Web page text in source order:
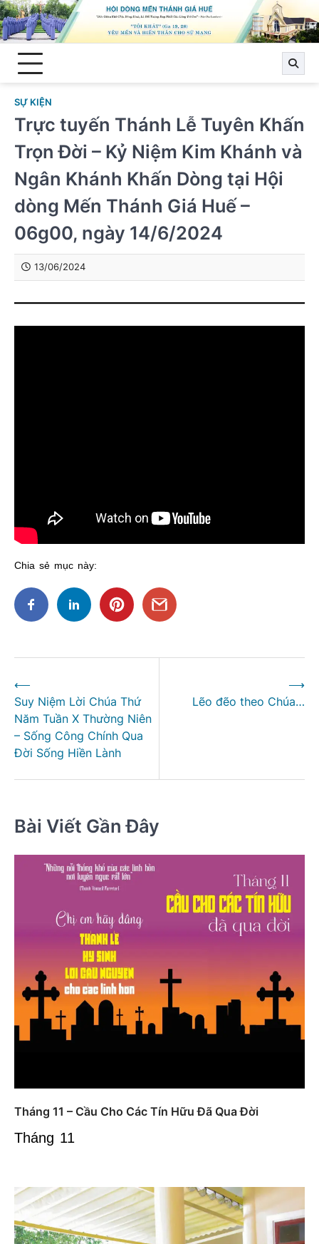
Skip
to
content
SỰ KIỆN
Trực tuyến Thánh Lễ Tuyên Khấn
Trọn Đời – Kỷ Niệm Kim Khánh và
Ngân Khánh Khấn Dòng tại Hội
dòng Mến Thánh Giá Huế –
06g00, ngày 14/6/2024
13/06/2024
Chia sẻ mục này:
hướng
bài
viết
⟵
Suy Niệm Lời Chúa Thứ
Năm Tuần X Thường Niên
– Sống Công Chính Qua
Đời Sống Hiền Lành
Lẽo đẽo theo Chúa…
⟶
Bài Viết Gần Đây
Tháng 11 – Cầu Cho Các Tín Hữu Đã Qua Đời
Tháng 11